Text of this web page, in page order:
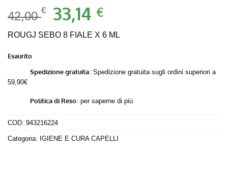
42,00€ Il
prezzo
originale
33,14 €
attuale
ROUGJ SEBO 8 FIALE X 6 ML
Esaurito
Spedizione gratuita: Spedizione gratuita sugli ordini superiori a
59,90€
Politica di Reso: per saperne di più
COD: 943216224
Categoria: IGIENE E CURA CAPELLI